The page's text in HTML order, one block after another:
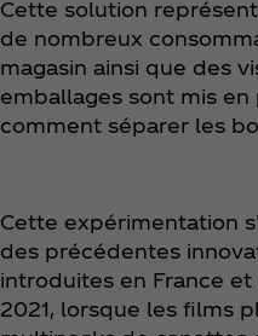
Cette solution
de nombreux
magasin ainsi que des
emballages sont mis
comment séparer les
Cette expérimentation
des précédentes
introduites en France
2021, lorsque les films